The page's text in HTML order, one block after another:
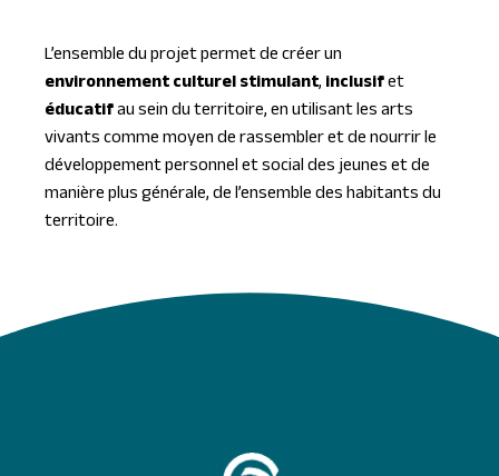
L’ensemble du projet permet de créer un
environnement culturel stimulant,inclusifet
éducatifau sein du territoire, en utilisant les arts
vivants comme moyen de rassembler et de nourrir le
développement personnel et social des jeunes et de
manière plus générale, de l’ensemble des habitants du
territoire.